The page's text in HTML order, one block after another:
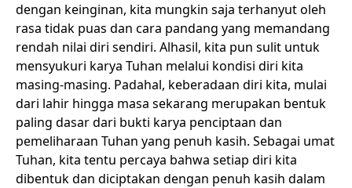
dengan keinginan, kita mungkin saja terhanyut oleh
rasa tidak puas dan cara pandang yang memandang
rendah nilai diri sendiri. Alhasil, kita pun sulit untuk
mensyukuri karya Tuhan melalui kondisi diri kita
masing-masing. Padahal, keberadaan diri kita, mulai
dari lahir hingga masa sekarang merupakan bentuk
paling dasar dari bukti karya penciptaan dan
pemeliharaan Tuhan yang penuh kasih. Sebagai umat
Tuhan, kita tentu percaya bahwa setiap diri kita
dibentuk dan diciptakan dengan penuh kasih dalam